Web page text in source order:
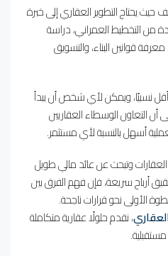
حيث يحتاج التطوير العقاري إلى خبرة
من التخطيط العمراني، دراسة
قوانين البناء، والتسويق
أقل نسبيًا، ويمكن لأي شخص أن يبدأ
التعاون الوسطاء العقاريين
أسهل بالنسبة لأي مستثمر.
وتبحث عن عائد مالي طويل
أرباح سريعة، فإن فهم الفرق بين
الأولى نحو قرارات ناجحة.
، نقدم حلولًا عقارية متكاملة